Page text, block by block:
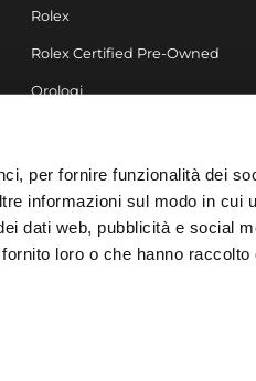
per fornire funzionalità dei
informazioni sul modo in cui
dati web, pubblicità e social
loro o che hanno raccolto
Rolex
Rolex Certified Pre-Owned
Orologi
Gioielli
Accessori
Arredo & Design